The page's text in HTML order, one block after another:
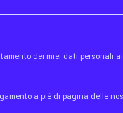
dei miei dati personali
a piè di pagina delle